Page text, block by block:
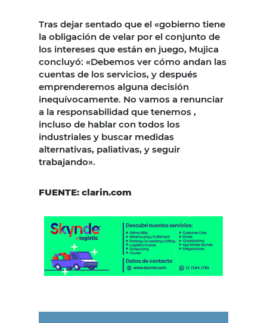
Tras dejar sentado que el «gobierno tiene
la obligación de velar por el conjunto de
los intereses que están en juego, Mujica
concluyó: «Debemos ver cómo andan las
cuentas de los servicios, y después
emprenderemos alguna decisión
inequívocamente. No vamos a renunciar
a la responsabilidad que tenemos ,
incluso de hablar con todos los
industriales y buscar medidas
alternativas, paliativas, y seguir
trabajando».
FUENTE: clarin.com